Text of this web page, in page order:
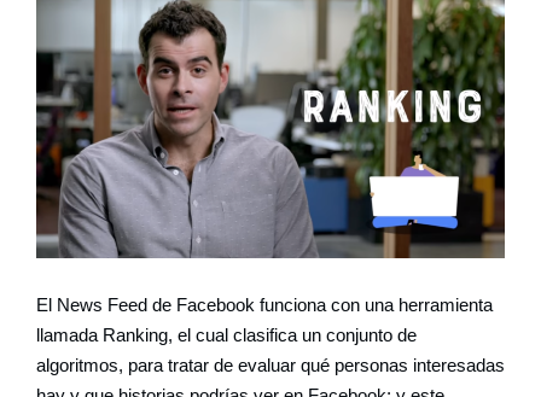
El News Feed de Facebook funciona con una herramienta
llamada Ranking, el cual clasifica un conjunto de
algoritmos, para tratar de evaluar qué personas interesadas